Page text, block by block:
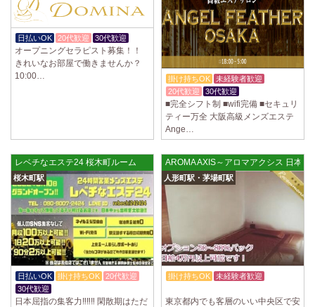
オープンにつきセラピスト大募集！！ 求人探しに苦労されている貴方様
に朗報です！ 当店では講習制度を徹底しています。 セクハラ…
2025/04/04[吉祥寺駅]
LoveCHU (ラブチュ) 吉祥寺ルーム
やる気のあるセラピスト大募集！ 「本気で稼ぎたい！」「もっと人気セ
ラピストになりたい！」 そんなあなたを全力でサポートします…
ラピストになりたい！」 そんなあなたを全力でサポートします…
2025/04/02
[千歳烏山駅]
LoveCHU (ラブチュ) 千歳烏山ルーム
やる気のあるセラピスト大募集！ 「本気で稼ぎたい！」「もっと人気セ
ラピストになりたい！」 そんなあなたを全力でサポートします…
2025/03/31[八王子駅]
Diamond～ダイヤモンド～
只今NEW OPENにつきセラピストが不足しています！ 今後も新規出店が
続くため、一緒に働いてくれるセラピストを大募集します！ 女性…
日払いOK 20代歓迎 30代歓迎
オープニングセラピスト募集！！
きれいなお部屋で働きませんか？
10:00…
掛け持ちOK
未経験者歓迎
20代歓迎
30代歓迎
■完全シフト制 ■wifi完備 ■セキュリ
ティー万全 大阪高級メンズエステ
Ange…
レベチなエステ24 桜木町ルーム
桜木町駅
日払いOK 掛け持ちOK
20代歓迎
30代歓迎
日本屈指の集客力‼️‼️‼️ 閑散期はただ
AROMA AXIS～アロマアクシス 日本橋
人形町駅・茅場町駅
掛け持ちOK
未経験者歓迎
東京都内でも客層のいい中央区で安